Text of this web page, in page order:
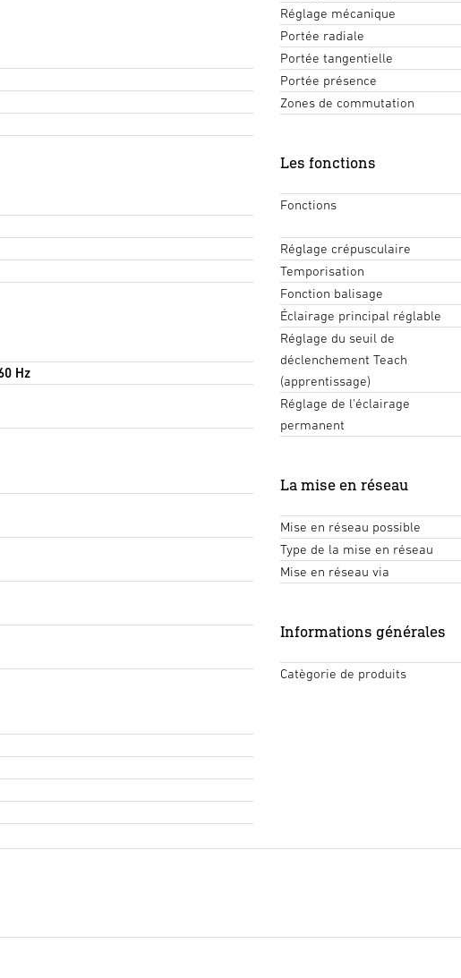
Hz
Réglage mécanique
Portée radiale
Portée tangentielle
Portée présence
Zones de commutation
Les fonctions
Fonctions
Réglage crépusculaire
Temporisation
Fonction balisage
Éclairage principal réglable
Réglage du seuil de
déclenchement Teach
(apprentissage)
Réglage de l'éclairage
permanent
La mise en réseau
Mise en réseau possible
Type de la mise en réseau
Mise en réseau via
Informations générales
Catègorie de produits